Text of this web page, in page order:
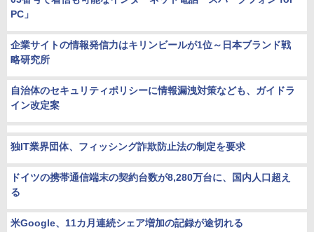
PC」
企業サイトの情報発信力はキリンビールが1位～日本ブランド戦
略研究所
自治体のセキュリティポリシーに情報漏洩対策なども、ガイドラ
イン改定案
独IT業界団体、フィッシング詐欺防止法の制定を要求
ドイツの携帯通信端末の契約台数が8,280万台に、国内人口超え
る
米Google、11カ月連続シェア増加の記録が途切れる